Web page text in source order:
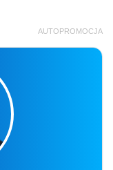
AUTOPROMOCJA